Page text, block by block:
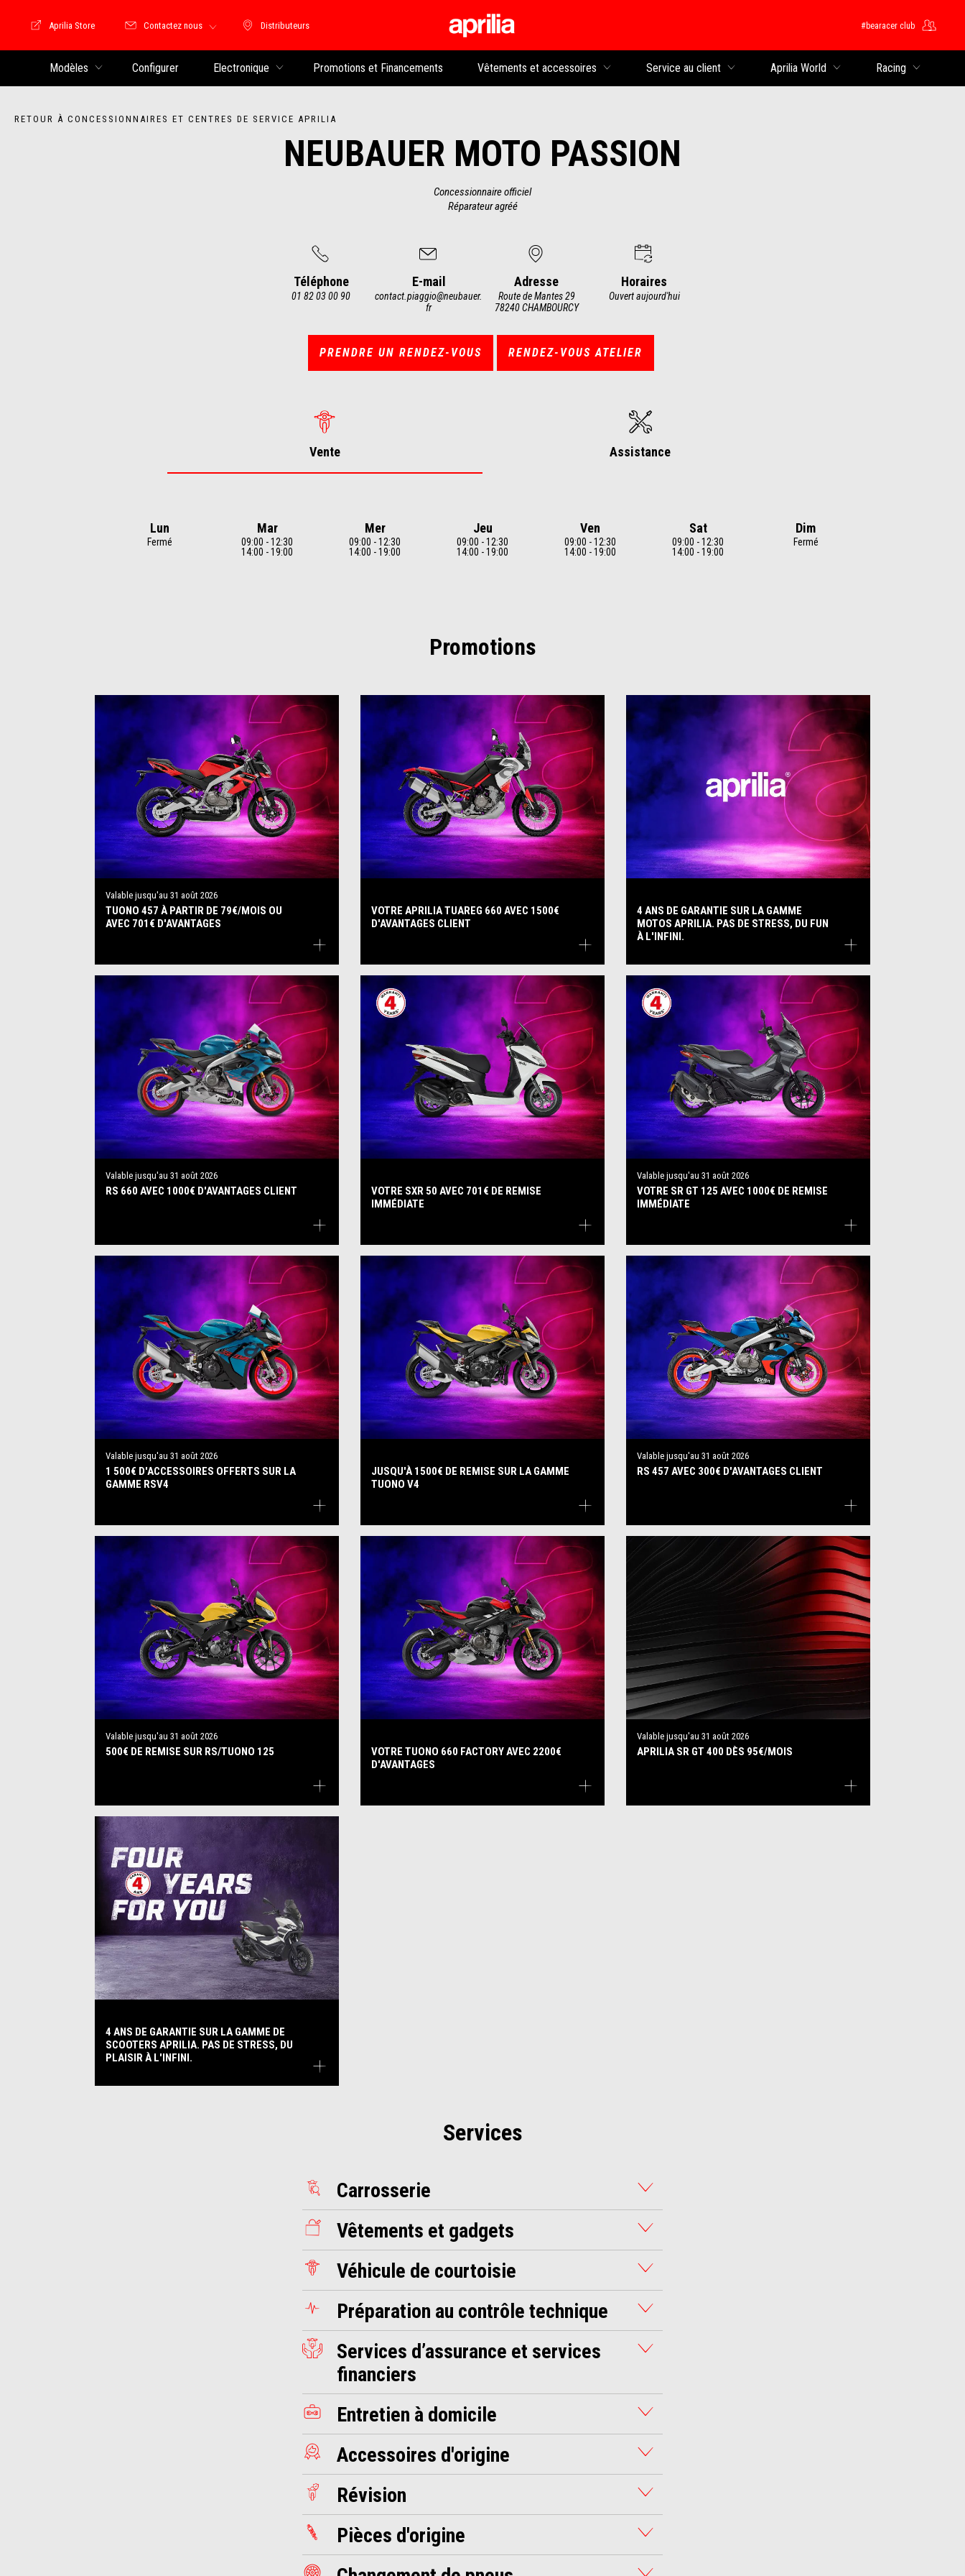
Distributeurs
Distributeurs
Store Motoguzzi
Aprilia Store Contactez nous #bearacer club
Modèles Configurer Electronique Promotions et Financements Vêtements et accessoires Service au client Aprilia World Racing
RETOUR À CONCESSIONNAIRES ET CENTRES DE SERVICE APRILIA
NEUBAUER MOTO PASSION
Concessionnaire officiel
Réparateur agréé
Téléphone
01 82 03 00 90
E-mail
contact.piaggio@neubauer.
fr
Adresse
Route de Mantes 29
78240 CHAMBOURCY
Horaires
Ouvert aujourd'hui
PRENDRE UN RENDEZ-VOUS RENDEZ-VOUS ATELIER
Vente Assistance
Lun
Fermé
Mar
09:00 - 12:30
14:00 - 19:00
Mer
09:00 - 12:30
14:00 - 19:00
Jeu
09:00 - 12:30
14:00 - 19:00
Ven
09:00 - 12:30
14:00 - 19:00
Sat
09:00 - 12:30
14:00 - 19:00
Dim
Fermé
Promotions
Valable jusqu'au 31 août 2026
TUONO 457 À PARTIR DE 79€/MOIS OU
AVEC 701€ D'AVANTAGES
VOTRE APRILIA TUAREG 660 AVEC 1500€
D'AVANTAGES CLIENT
4 ANS DE GARANTIE SUR LA GAMME
MOTOS APRILIA. PAS DE STRESS, DU FUN
À L'INFINI.
Valable jusqu'au 31 août 2026
RS 660 AVEC 1000€ D'AVANTAGES CLIENT
VOTRE SXR 50 AVEC 701€ DE REMISE
IMMÉDIATE
Valable jusqu'au 31 août 2026
VOTRE SR GT 125 AVEC 1000€ DE REMISE
IMMÉDIATE
Valable jusqu'au 31 août 2026
1 500€ D'ACCESSOIRES OFFERTS SUR LA
GAMME RSV4
JUSQU'À 1500€ DE REMISE SUR LA GAMME
TUONO V4
Valable jusqu'au 31 août 2026
RS 457 AVEC 300€ D'AVANTAGES CLIENT
Valable jusqu'au 31 août 2026
500€ DE REMISE SUR RS/TUONO 125
VOTRE TUONO 660 FACTORY AVEC 2200€
D'AVANTAGES
Valable jusqu'au 31 août 2026
APRILIA SR GT 400 DÈS 95€/MOIS
4 ANS DE GARANTIE SUR LA GAMME DE
SCOOTERS APRILIA. PAS DE STRESS, DU
PLAISIR À L'INFINI.
Services
Carrosserie
Vêtements et gadgets
Véhicule de courtoisie
Préparation au contrôle technique
Services d’assurance et services
financiers
Entretien à domicile
Accessoires d'origine
Révision
Pièces d'origine